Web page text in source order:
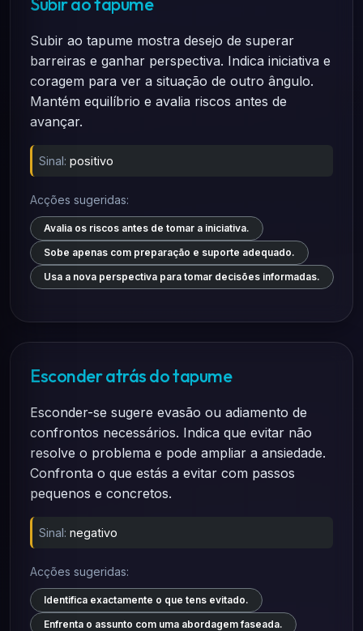
Subir ao tapume mostra desejo de superar
barreiras e ganhar perspectiva. Indica iniciativa e
coragem para ver a situação de outro ângulo.
Mantém equilíbrio e avalia riscos antes de
avançar.
Sinal: positivo
Acções sugeridas:
Avalia os riscos antes de tomar a iniciativa.
Sobe apenas com preparação e suporte adequado.
Usa a nova perspectiva para tomar decisões informadas.
Esconder atrás do tapume
Esconder-se sugere evasão ou adiamento de
confrontos necessários. Indica que evitar não
resolve o problema e pode ampliar a ansiedade.
Confronta o que estás a evitar com passos
pequenos e concretos.
Sinal: negativo
Acções sugeridas:
Identifica exactamente o que tens evitado.
Enfrenta o assunto com uma abordagem faseada.